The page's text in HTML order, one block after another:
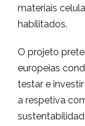
materiais
habilitados.
O projeto
europeias
testar e
a respetiva